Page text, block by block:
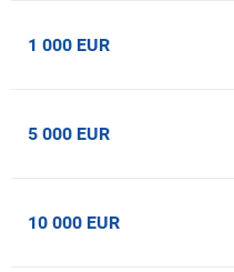
1 000 EUR
5 000 EUR
10 000 EUR